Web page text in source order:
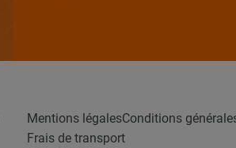
Mentions légalesConditions
Frais de transport